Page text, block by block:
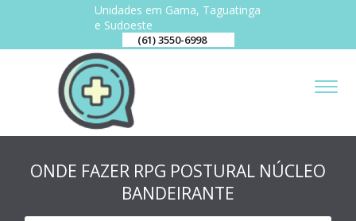
Unidades em Gama, Taguatinga
e Sudoeste
(61) 3550-6998
ONDE FAZER RPG POSTURAL NÚCLEO
BANDEIRANTE